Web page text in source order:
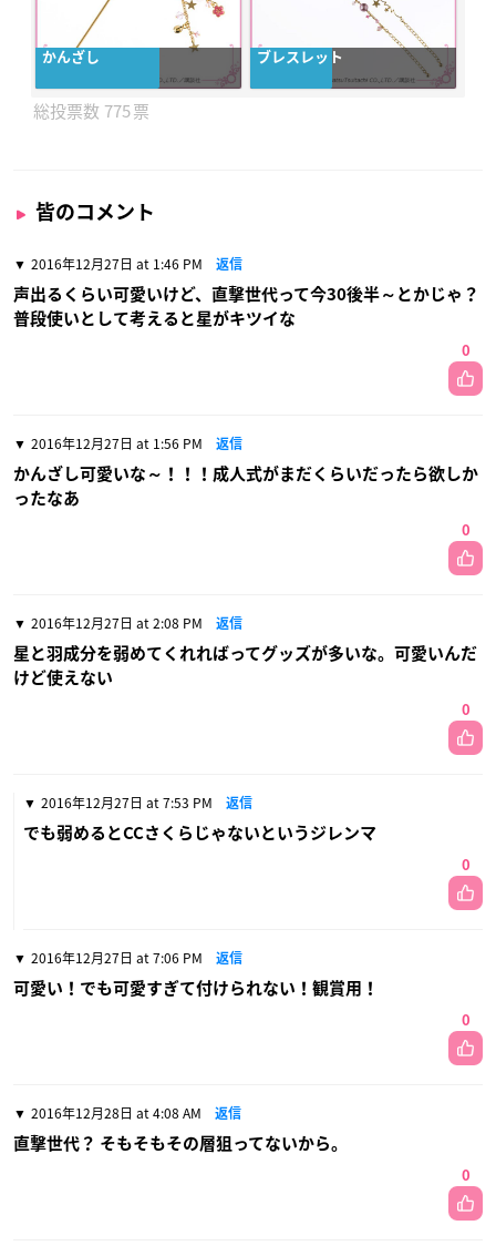
かんざし ブレスレット
775
皆のコメント
2016年12月27日 at 1:46 PM 返信
声出るくらい可愛いけど、直撃世代って今30後半～とかじゃ？
普段使いとして考えると星がキツイな
0
2016年12月27日 at 1:56 PM 返信
かんざし可愛いな～！！！成人式がまだくらいだったら欲しか
ったなあ
0
2016年12月27日 at 2:08 PM 返信
星と羽成分を弱めてくれればってグッズが多いな。可愛いんだ
けど使えない
0
2016年12月27日 at 7:53 PM 返信
でも弱めるとCCさくらじゃないというジレンマ
0
2016年12月27日 at 7:06 PM 返信
可愛い！でも可愛すぎて付けられない！観賞用！
0
2016年12月28日 at 4:08 AM 返信
直撃世代？ そもそもその層狙ってないから。
0